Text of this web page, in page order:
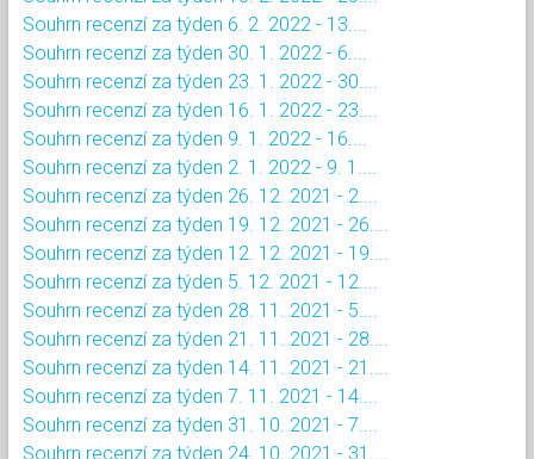
Souhrn recenzí za týden 6. 2. 2022 - 13....
Souhrn recenzí za týden 30. 1. 2022 - 6....
Souhrn recenzí za týden 23. 1. 2022 - 30....
Souhrn recenzí za týden 16. 1. 2022 - 23....
Souhrn recenzí za týden 9. 1. 2022 - 16....
Souhrn recenzí za týden 2. 1. 2022 - 9. 1....
Souhrn recenzí za týden 26. 12. 2021 - 2....
Souhrn recenzí za týden 19. 12. 2021 - 26....
Souhrn recenzí za týden 12. 12. 2021 - 19....
Souhrn recenzí za týden 5. 12. 2021 - 12....
Souhrn recenzí za týden 28. 11. 2021 - 5....
Souhrn recenzí za týden 21. 11. 2021 - 28....
Souhrn recenzí za týden 14. 11. 2021 - 21....
Souhrn recenzí za týden 7. 11. 2021 - 14....
Souhrn recenzí za týden 31. 10. 2021 - 7....
Souhrn recenzí za týden 24. 10. 2021 - 31....